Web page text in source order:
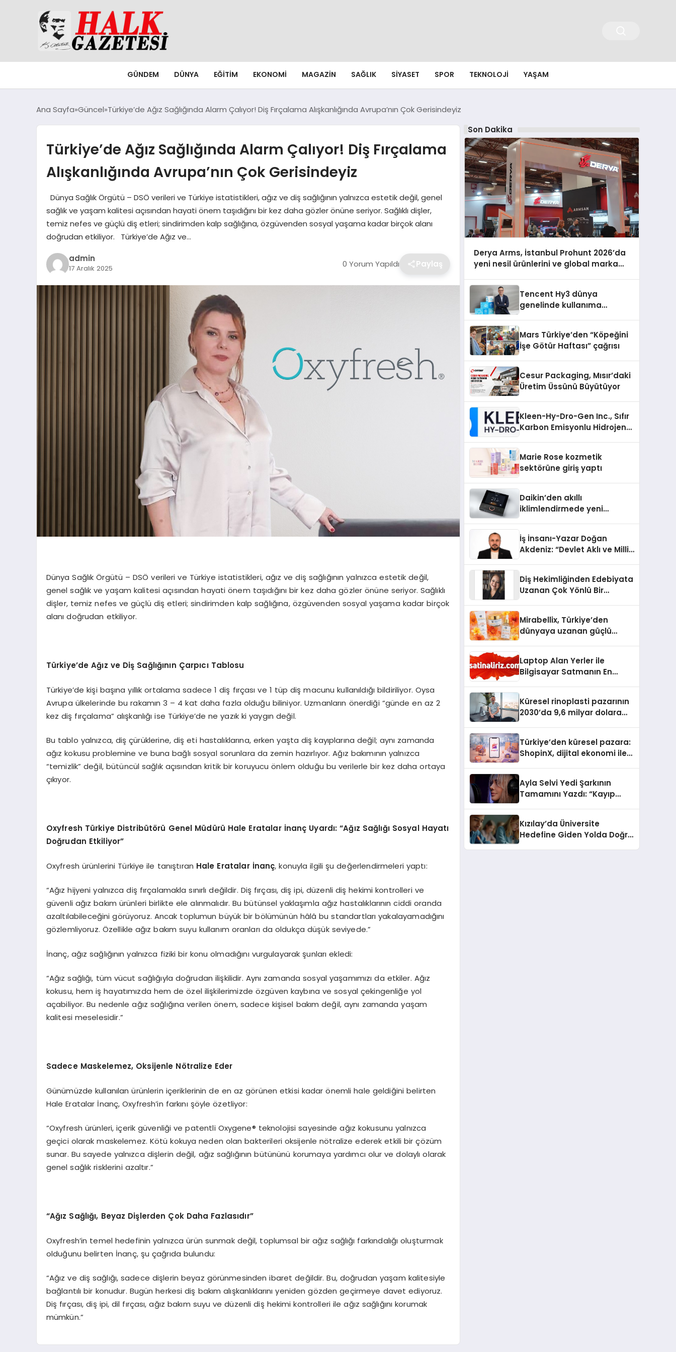
GÜNDEM DÜNYA EĞITIM EKONOMI MAGAZIN SAĞLIK SIYASET SPOR TEKNOLOJI YAŞAM
Ana Sayfa Güncel Türkiye’de Ağız Sağlığında Alarm Çalıyor! Diş Fırçalama Alışkanlığında Avrupa’nın Çok Gerisindeyiz
Türkiye’de Ağız Sağlığında Alarm Çalıyor! Diş Fırçalama
Alışkanlığında Avrupa’nın Çok Gerisindeyiz
Dünya Sağlık Örgütü – DSÖ verileri ve Türkiye istatistikleri, ağız ve diş sağlığının yalnızca estetik değil, genel
sağlık ve yaşam kalitesi açısından hayati önem taşıdığını bir kez daha gözler önüne seriyor. Sağlıklı dişler,
temiz nefes ve güçlü diş etleri; sindirimden kalp sağlığına, özgüvenden sosyal yaşama kadar birçok alanı
doğrudan etkiliyor. Türkiye’de Ağız ve…
admin
17 Aralık 2025 0 Yorum Yapıldı Paylaş
Dünya Sağlık Örgütü – DSÖ verileri ve Türkiye istatistikleri, ağız ve diş sağlığının yalnızca estetik değil,
genel sağlık ve yaşam kalitesi açısından hayati önem taşıdığını bir kez daha gözler önüne seriyor. Sağlıklı
dişler, temiz nefes ve güçlü diş etleri; sindirimden kalp sağlığına, özgüvenden sosyal yaşama kadar birçok
alanı doğrudan etkiliyor.
Türkiye’de Ağız ve Diş Sağlığının Çarpıcı Tablosu
Türkiye’de kişi başına yıllık ortalama sadece 1 diş fırçası ve 1 tüp diş macunu kullanıldığı bildiriliyor. Oysa
Avrupa ülkelerinde bu rakamın 3 – 4 kat daha fazla olduğu biliniyor. Uzmanların önerdiği “günde en az 2
kez diş fırçalama” alışkanlığı ise Türkiye’de ne yazık ki yaygın değil.
Bu tablo yalnızca, diş çürüklerine, diş eti hastalıklarına, erken yaşta diş kayıplarına değil; aynı zamanda
ağız kokusu problemine ve buna bağlı sosyal sorunlara da zemin hazırlıyor. Ağız bakımının yalnızca
“temizlik” değil, bütüncül sağlık açısından kritik bir koruyucu önlem olduğu bu verilerle bir kez daha ortaya
çıkıyor.
Oxyfresh Türkiye Distribütörü Genel Müdürü Hale Eratalar İnanç Uyardı:“Ağız Sağlığı Sosyal Hayatı
Doğrudan Etkiliyor”
Oxyfresh ürünlerini Türkiye ile tanıştıran Hale Eratalar İnanç, konuyla ilgili şu değerlendirmeleri yaptı:
“Ağız hijyeni yalnızca diş fırçalamakla sınırlı değildir. Diş fırçası, diş ipi, düzenli diş hekimi kontrolleri ve
güvenli ağız bakım ürünleri birlikte ele alınmalıdır. Bu bütünsel yaklaşımla ağız hastalıklarının ciddi oranda
azaltılabileceğini görüyoruz. Ancak toplumun büyük bir bölümünün hâlâ bu standartları yakalayamadığını
gözlemliyoruz. Özellikle ağız bakım suyu kullanım oranları da oldukça düşük seviyede.”
İnanç, ağız sağlığının yalnızca fiziki bir konu olmadığını vurgulayarak şunları ekledi:
“Ağız sağlığı, tüm vücut sağlığıyla doğrudan ilişkilidir. Aynı zamanda sosyal yaşamımızı da etkiler. Ağız
kokusu, hem iş hayatımızda hem de özel ilişkilerimizde özgüven kaybına ve sosyal çekingenliğe yol
açabiliyor. Bu nedenle ağız sağlığına verilen önem, sadece kişisel bakım değil, aynı zamanda yaşam
kalitesi meselesidir.”
Sadece Maskelemez, Oksijenle Nötralize Eder
Günümüzde kullanılan ürünlerin içeriklerinin de en az görünen etkisi kadar önemli hale geldiğini belirten
Hale Eratalar İnanç, Oxyfresh’in farkını şöyle özetliyor:
“Oxyfresh ürünleri, içerik güvenliği ve patentli Oxygene® teknolojisi sayesinde ağız kokusunu yalnızca
geçici olarak maskelemez. Kötü kokuya neden olan bakterileri oksijenle nötralize ederek etkili bir çözüm
sunar. Bu sayede yalnızca dişlerin değil, ağız sağlığının bütününü korumaya yardımcı olur ve dolaylı olarak
genel sağlık risklerini azaltır.”
“Ağız Sağlığı, Beyaz Dişlerden Çok Daha Fazlasıdır”
Oxyfresh’in temel hedefinin yalnızca ürün sunmak değil, toplumsal bir ağız sağlığı farkındalığı oluşturmak
olduğunu belirten İnanç, şu çağrıda bulundu:
“Ağız ve diş sağlığı, sadece dişlerin beyaz görünmesinden ibaret değildir. Bu, doğrudan yaşam kalitesiyle
bağlantılı bir konudur. Bugün herkesi diş bakım alışkanlıklarını yeniden gözden geçirmeye davet ediyoruz.
Diş fırçası, diş ipi, dil fırçası, ağız bakım suyu ve düzenli diş hekimi kontrolleri ile ağız sağlığını korumak
mümkün.”
Son Dakika
Derya Arms, İstanbul Prohunt 2026’da
yeni nesil ürünlerini ve global marka
Tencent Hy3 dünya
genelinde kullanıma
Mars Türkiye’den “Köpeğini
İşe Götür Haftası” çağrısı
Cesur Packaging, Mısır’daki
Üretim Üssünü Büyütüyor
Kleen-Hy-Dro-Gen Inc., Sıfır
Karbon Emisyonlu Hidrojen
Aldı
Marie Rose kozmetik
sektörüne giriş yaptı
Daikin’den akıllı
iklimlendirmede yeni
İş İnsanı-Yazar Doğan
Akdeniz: “Devlet Aklı ve Milli
Diş Hekimliğinden Edebiyata
Uzanan Çok Yönlü Bir
Mirabellix, Türkiye’den
dünyaya uzanan güçlü
Laptop Alan Yerler ile
Bilgisayar Satmanın En
Küresel rinoplasti pazarının
2030’da 9,6 milyar dolara
Türkiye’den küresel pazara:
ShopinX, dijital ekonomi ile
Ayla Selvi Yedi Şarkının
Tamamını Yazdı: “Kayıp
Kızılay’da Üniversite
Hedefine Giden Yolda Doğru